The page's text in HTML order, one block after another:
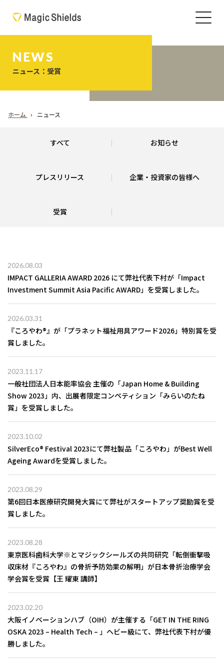
NEWS
ニュース：受賞
ホーム ニュース
すべて お知らせ
プレスリリース 企業・投資家の皆様へ
受賞
2026.08.03
IMPACT GALLERIA AWARD 2026 にて弊社代表下村が「Impact
Investment Summit Asia Pacific AWARD」を受賞しました。
2026.03.31
『ころやわ®』が「プラネット福祉用具アワード2026」特別賞を受
賞しました。
2023.11.17
一般社団法人日本能率協会 主催の「Japan Home & Building
Show 2023」内、出展者限定コンペティション「みらいのたね
賞」を受賞しました。
2023.10.02
SilverEco®️ Festival 2023にて弊社製品「ころやわ」がBest Well
Ageing Awardを受賞しました。
2023.08.29
第6回日本医療研究開発大賞にて弊社がスタートアップ奨励賞を受
賞しました。
2023.08.28
東京医科歯科大学※とマジックシールズの共同研究「転倒衝撃吸
収床材『ころやわ』の骨折予防効果の解明」が日本骨折治療学会
学会賞を受賞【王 耀東 講師】
2023.02.20
大阪イノベーションハブ（OIH）が主催する「GET IN THE RING
OSKA 2023 – Health Tech – 」ヘビー級にて、弊社代表下村が優
勝しました。